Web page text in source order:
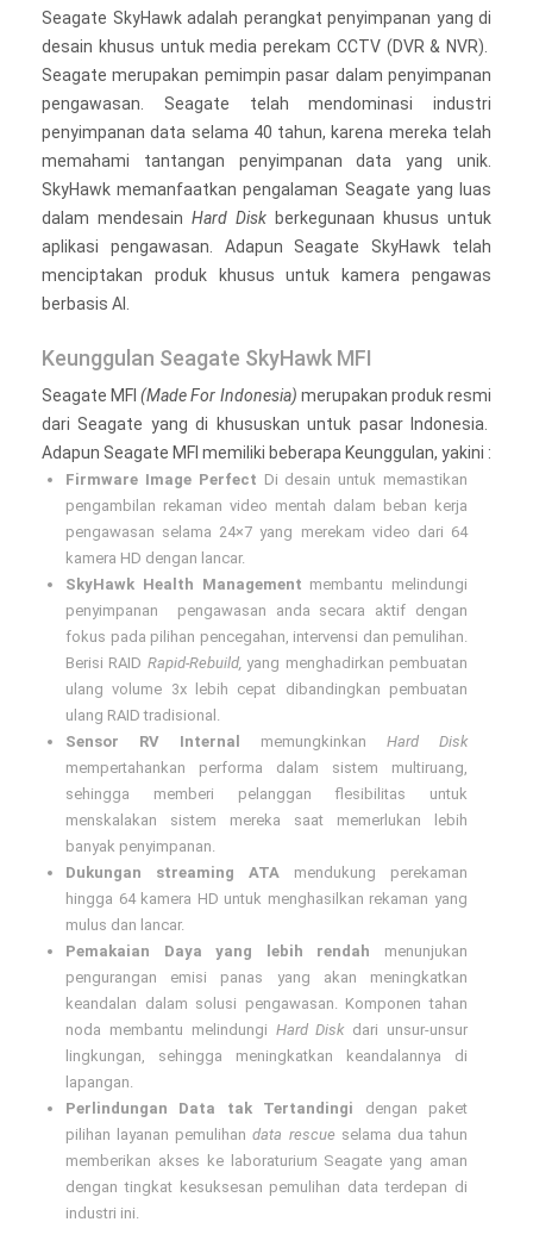
Seagate SkyHawk adalah perangkat penyimpanan yang di
desain khusus untuk media perekam CCTV (DVR & NVR).
Seagate merupakan pemimpin pasar dalam penyimpanan
pengawasan. Seagate telah mendominasi industri
penyimpanan data selama 40 tahun, karena mereka telah
memahami tantangan penyimpanan data yang unik.
SkyHawk memanfaatkan pengalaman Seagate yang luas
dalam mendesain Hard Disk berkegunaan khusus untuk
aplikasi pengawasan. Adapun Seagate SkyHawk telah
menciptakan produk khusus untuk kamera pengawas
berbasis AI.
Keunggulan Seagate SkyHawk MFI
Seagate MFI(Made For Indonesia) merupakan produk resmi
dari Seagate yang di khususkan untuk pasar Indonesia.
Adapun Seagate MFI memiliki beberapa Keunggulan, yakini :
Firmware Image Perfect Di desain untuk memastikan
pengambilan rekaman video mentah dalam beban kerja
pengawasan selama 24×7 yang merekam video dari 64
kamera HD dengan lancar.
SkyHawk Health Management membantu melindungi
penyimpanan pengawasan anda secara aktif dengan
fokus pada pilihan pencegahan, intervensi dan pemulihan.
Berisi RAID Rapid-Rebuild,yang menghadirkan pembuatan
ulang volume 3x lebih cepat dibandingkan pembuatan
ulang RAID tradisional.
Sensor RV Internal
memungkinkan Hard Disk
mempertahankan performa dalam sistem multiruang,
sehingga memberi pelanggan flesibilitas untuk
menskalakan sistem mereka saat memerlukan lebih
banyak penyimpanan.
Dukungan streaming ATA mendukung perekaman
hingga 64 kamera HD untuk menghasilkan rekaman yang
mulus dan lancar.
Pemakaian Daya yang lebih rendah menunjukan
pengurangan emisi panas yang akan meningkatkan
keandalan dalam solusi pengawasan. Komponen tahan
noda membantu melindungi Hard Disk dari unsur-unsur
lingkungan, sehingga meningkatkan keandalannya di
lapangan.
Perlindungan Data tak Tertandingi dengan paket
pilihan layanan pemulihandata rescue selama dua tahun
memberikan akses ke laboraturium Seagate yang aman
dengan tingkat kesuksesan pemulihan data terdepan di
industri ini.